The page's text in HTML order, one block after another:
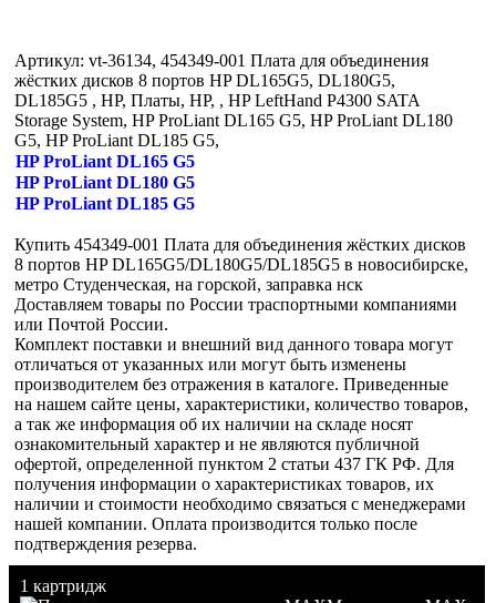
Артикул: vt-36134, 454349-001 Плата для объединения
жёстких дисков 8 портов HP DL165G5, DL180G5,
DL185G5 , HP, Платы, HP, , HP LeftHand P4300 SATA
Storage System, HP ProLiant DL165 G5, HP ProLiant DL180
G5, HP ProLiant DL185 G5,
HP ProLiant DL165 G5
HP ProLiant DL180 G5
HP ProLiant DL185 G5
Купить 454349-001 Плата для объединения жёстких дисков
8 портов HP DL165G5/DL180G5/DL185G5 в новосибирске,
метро Студенческая, на горской, заправка нск
Доставляем товары по России траспортными компаниями
или Почтой России.
Комплект поставки и внешний вид данного товара могут
отличаться от указанных или могут быть изменены
производителем без отражения в каталоге. Приведенные
на нашем сайте цены, характеристики, количество товаров,
а так же информация об их наличии на складе носят
ознакомительный характер и не являются публичной
офертой, определенной пунктом 2 статьи 437 ГК РФ. Для
получения информации о характеристиках товаров, их
наличии и стоимости необходимо связаться с менеджерами
нашей компании. Оплата производится только после
подтверждения резерва.
1 картридж